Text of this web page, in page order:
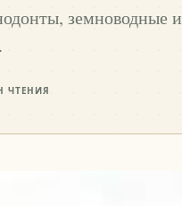
земноводные и
ЧТЕНИЯ